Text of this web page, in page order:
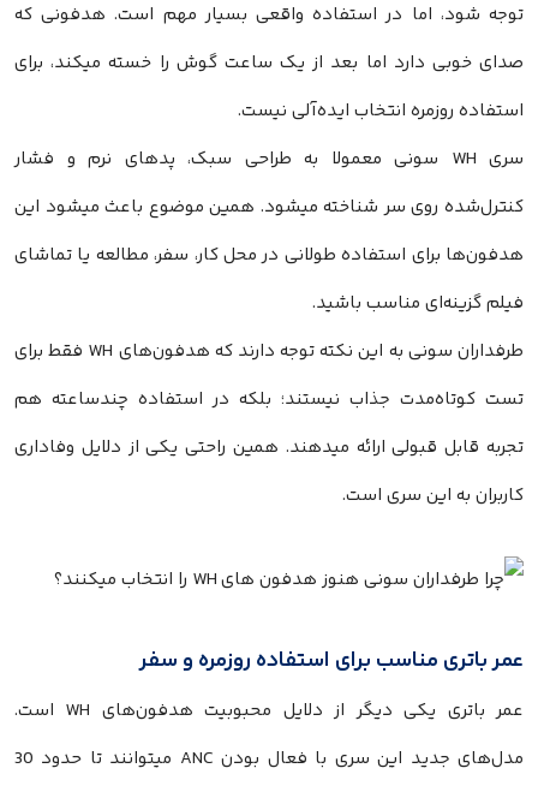
توجه شود، اما در استفاده واقعی بسیار مهم است. هدفونی که
صدای خوبی دارد اما بعد از یک ساعت گوش را خسته میکند، برای
استفاده روزمره انتخاب ایده‌آلی نیست.
سری WH سونی معمولا به طراحی سبک، پدهای نرم و فشار
کنترل‌شده روی سر شناخته میشود. همین موضوع باعث میشود این
هدفون‌ها برای استفاده طولانی در محل کار، سفر، مطالعه یا تماشای
فیلم گزینه‌ای مناسب باشید.
طرفداران سونی به این نکته توجه دارند که هدفون‌های WH فقط برای
تست کوتاه‌مدت جذاب نیستند؛ بلکه در استفاده چندساعته هم
تجربه قابل قبولی ارائه میدهند. همین راحتی یکی از دلایل وفاداری
کاربران به این سری است.
عمر باتری مناسب برای استفاده روزمره و سفر
عمر باتری یکی دیگر از دلایل محبوبیت هدفون‌های WH است.
مدل‌های جدید این سری با فعال بودن ANC میتوانند تا حدود 30